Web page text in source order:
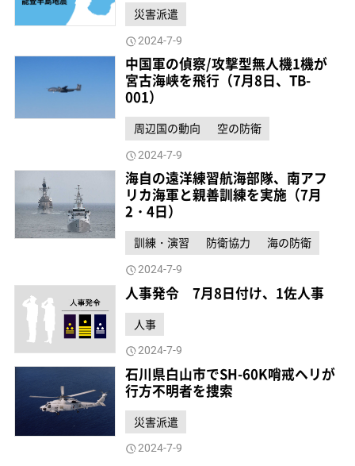
災害派遣
2024-7-9
中国軍の偵察/攻撃型無人機1機が
宮古海峡を飛行（7月8日、TB-
001）
周辺国の動向 空の防衛
2024-7-9
海自の遠洋練習航海部隊、南アフ
リカ海軍と親善訓練を実施（7月
2・4日）
訓練・演習 防衛協力 海の防衛
2024-7-9
人事発令 7月8日付け、1佐人事
人事
2024-7-9
石川県白山市でSH-60K哨戒ヘリが
行方不明者を捜索
災害派遣
2024-7-9